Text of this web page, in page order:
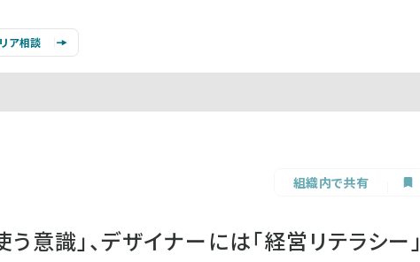
ア相談
組織内で共有
意識」、デザイナーには「経営リテラシー」